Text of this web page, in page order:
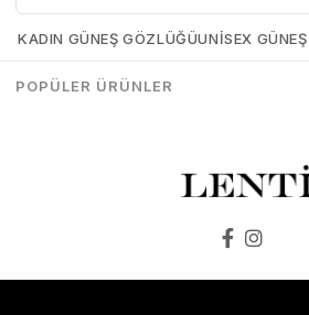
Hawk-HW1044-02-66 Zen-
KADIN GÜNEŞ GÖZLÜĞÜUNISEX
POPÜLER ÜRÜNLER